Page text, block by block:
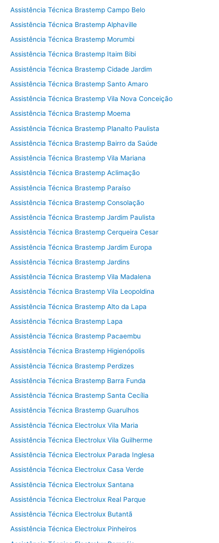
Assistência Técnica Brastemp Campo Belo
Assistência Técnica Brastemp Alphaville
Assistência Técnica Brastemp Morumbi
Assistência Técnica Brastemp Itaim Bibi
Assistência Técnica Brastemp Cidade Jardim
Assistência Técnica Brastemp Santo Amaro
Assistência Técnica Brastemp Vila Nova Conceição
Assistência Técnica Brastemp Moema
Assistência Técnica Brastemp Planalto Paulista
Assistência Técnica Brastemp Bairro da Saúde
Assistência Técnica Brastemp Vila Mariana
Assistência Técnica Brastemp Aclimação
Assistência Técnica Brastemp Paraíso
Assistência Técnica Brastemp Consolação
Assistência Técnica Brastemp Jardim Paulista
Assistência Técnica Brastemp Cerqueira Cesar
Assistência Técnica Brastemp Jardim Europa
Assistência Técnica Brastemp Jardins
Assistência Técnica Brastemp Vila Madalena
Assistência Técnica Brastemp Vila Leopoldina
Assistência Técnica Brastemp Alto da Lapa
Assistência Técnica Brastemp Lapa
Assistência Técnica Brastemp Pacaembu
Assistência Técnica Brastemp Higienópolis
Assistência Técnica Brastemp Perdizes
Assistência Técnica Brastemp Barra Funda
Assistência Técnica Brastemp Santa Cecília
Assistência Técnica Brastemp Guarulhos
Assistência Técnica Electrolux Vila Maria
Assistência Técnica Electrolux Vila Guilherme
Assistência Técnica Electrolux Parada Inglesa
Assistência Técnica Electrolux Casa Verde
Assistência Técnica Electrolux Santana
Assistência Técnica Electrolux Real Parque
Assistência Técnica Electrolux Butantã
Assistência Técnica Electrolux Pinheiros